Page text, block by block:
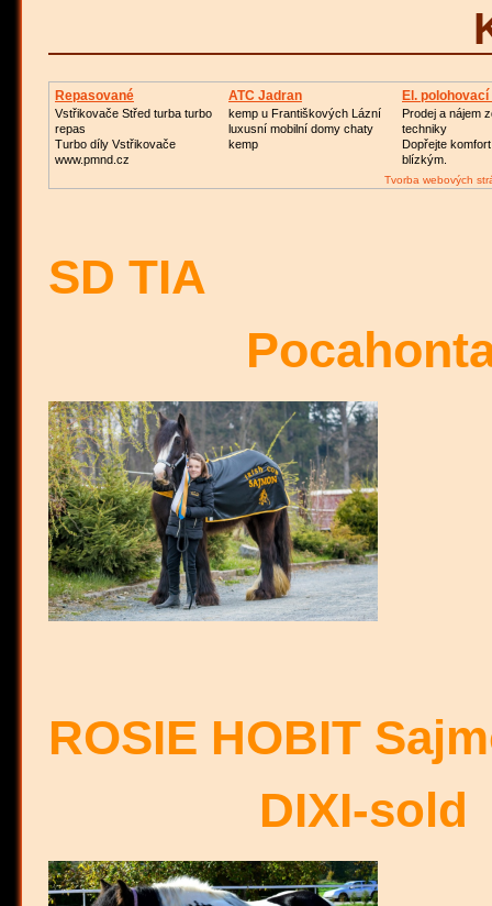
Repasované
Turbodmychadlo
Vstřikovače Střed turba turbo
repas
Turbo díly Vstřikovače
www.pmnd.cz
ATC Jadran
kemp u Františkových Lázní
luxusní mobilní domy chaty
kemp
El.
Prodej a nájem
techniky
Dopřejte
blízkým.
Tvorba webových
SD
ROSIE HOBIT
DIXI-sold